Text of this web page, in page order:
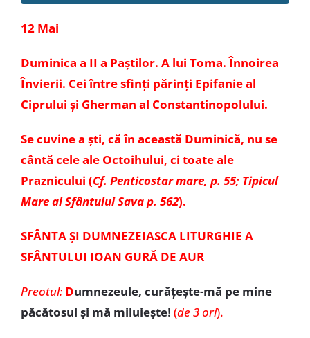
12 Mai
Duminica a II a Paștilor. A lui Toma. Înnoirea
Învierii. Cei între sfinți părinți Epifanie al
Ciprului și Gherman al Constantinopolului.
Se cuvine a ști, că în această Duminică, nu se
cântă cele ale Octoihului, ci toate ale
Praznicului (Cf. Penticostar mare, p. 55; Tipicul
Mare al Sfântului Sava p. 562).
SFÂNTA ȘI DUMNEZEIASCA LITURGHIE A
SFÂNTULUI IOAN GURĂ DE AUR
Preotul: Dumnezeule, curățește-mă pe mine
păcătosul și mă miluiește! (de 3 ori).